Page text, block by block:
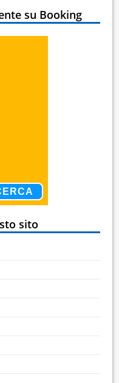
su Booking
sito